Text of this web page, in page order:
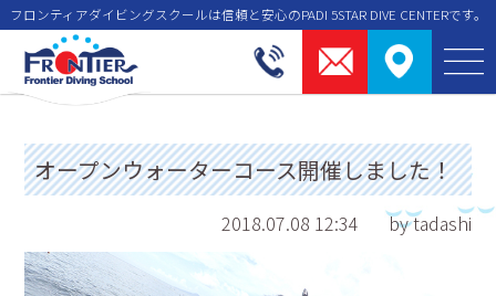
フロンティアダイビングスクールは信頼と安⼼のPADI 5STAR DIVE CENTERです。
オープンウォーターコース開催しました！
2018.07.08 12:34 by tadashi